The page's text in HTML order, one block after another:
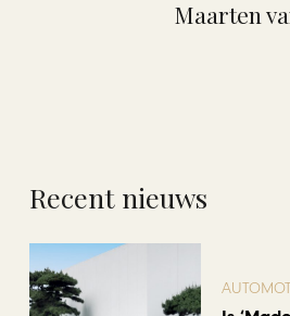
Maarten
Recent nieuws